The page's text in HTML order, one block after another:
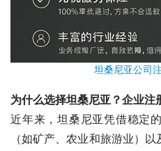
坦桑尼亚公司
为什么选择坦桑尼亚？企业注
近年来，坦桑尼亚凭借稳定
（如矿产、农业和旅游业）